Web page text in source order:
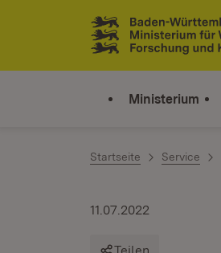
Zum Inhalt springen
Link zur Startseite
Ministerium
Startseite Service
11.07.2022